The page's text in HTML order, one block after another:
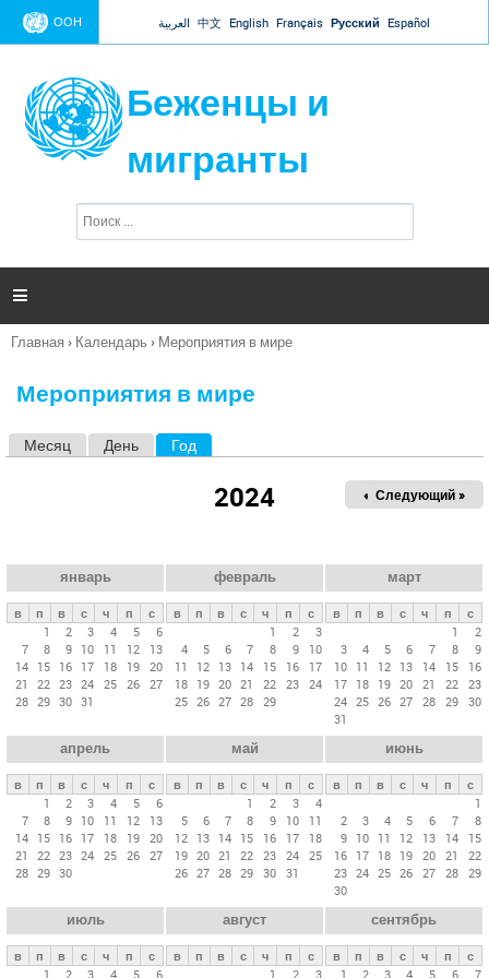
Jump to navigation
ООН العربية 中文 English Français Русский Español
Беженцы и
мигранты
п
и

Вы
Главная › Календарь › Мероприятия в мире
Мероприятия в мире
е
в
л
а
д
к
и
Месяц День Год
2024 « Пред.
Следующий »
январь
в п в с ч п
с
1
2 3 4 5
6
7
8 9 10 11 12
13
14 15 16 17 18 19 20
21
22 23 24 25 26 27
28 29 30 31
февраль
в п в с ч п
с
1
2
3
4
5 6 7 8 9
10
11
12 13 14 15 16
17
18 19 20 21 22 23 24
25 26 27 28 29
март
в п в с ч п
с
1
2
3
4 5 6 7 8
9
10 11 12 13 14 15
16
17 18 19 20 21 22 23
24 25 26 27 28 29 30
31
апрель
в п в с ч п
с
1
2 3 4 5
6
7
8 9 10 11 12
13
14 15 16 17 18 19 20
21
22 23 24 25 26 27
28 29 30
май
в п в с ч п
с
1
2 3
4
5
6 7 8 9 10
11
12 13 14 15 16 17
18
19 20 21 22 23 24 25
26 27 28 29 30 31
июнь
в п в с ч п
с
1
2
3 4 5 6 7
8
9 10 11 12 13 14
15
16 17 18 19 20 21
22
23 24 25 26 27 28 29
30
июль
в п в с ч п
с
1
2 3 4 5 6
август
в п в с ч п
с
1
2 3
сентябрь
в п в с ч п
с
1
2 3 4 5 6 7